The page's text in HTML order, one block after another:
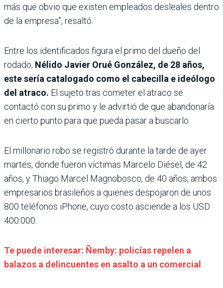
más que obvio que existen empleados desleales dentro
de la empresa”, resaltó.
Entre los identificados figura el primo del dueño del
rodado, Nélido Javier Orué González, de 28 años,
este sería catalogado como el cabecilla e ideólogo
del atraco. El sujeto tras cometer el atraco se
contactó con su primo y le advirtió de que abandonaría
en cierto punto para que pueda pasar a buscarlo.
El millonario robo se registró durante la tarde de ayer
martes, donde fueron víctimas Marcelo Diésel, de 42
años, y Thiago Marcel Magnobosco, de 40 años, ambos
empresarios brasileños a quienes despojaron de unos
800 teléfonos iPhone, cuyo costo asciende a los USD
400.000.
Te puede interesar: Ñemby: policías repelen a
balazos a delincuentes en asalto a un comercial